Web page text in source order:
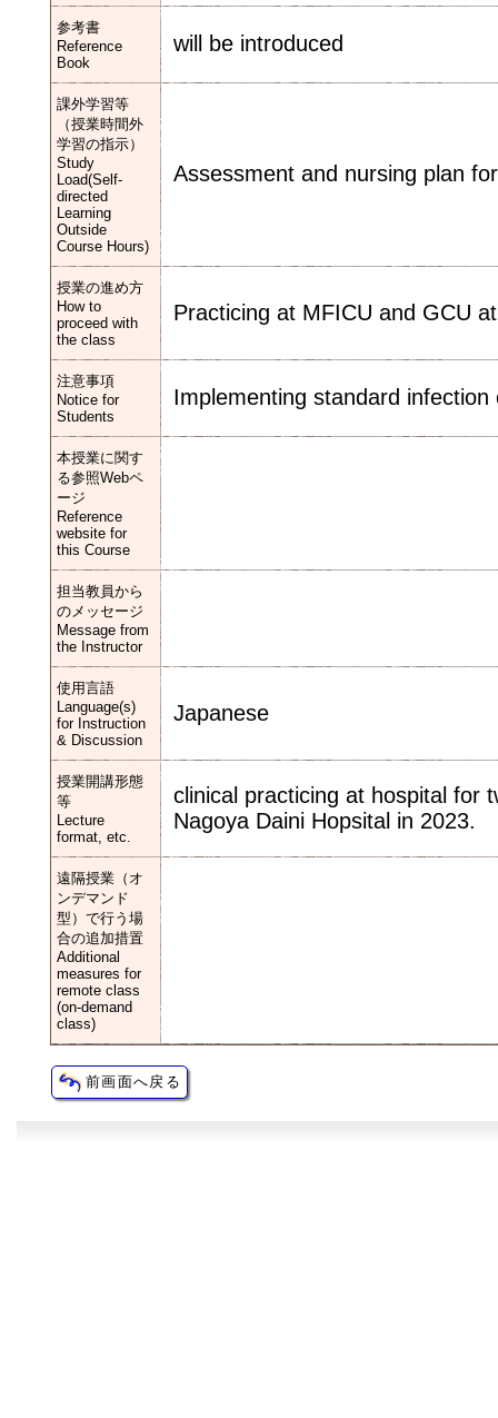
参考書
Reference
Book
will be introduced
課外学習等
（授業時間外
学習の指示）
Study
Load(Self-
directed
Learning
Outside
Course Hours)
Assessment and nursing plan
授業の進め方
How to
proceed with
the class
Practicing at MFICU and GCU
注意事項
Notice for
Students
Implementing standard
本授業に関す
る参照Webペ
ージ
Reference
website for
this Course
担当教員から
のメッセージ
Message from
the Instructor
使用言語
Language(s)
for Instruction
& Discussion
Japanese
授業開講形態
等
Lecture
format, etc.
clinical practicing at hospital for
Nagoya Daini Hopsital in 2023.
遠隔授業（オ
ンデマンド
型）で行う場
合の追加措置
Additional
measures for
remote class
(on-demand
class)